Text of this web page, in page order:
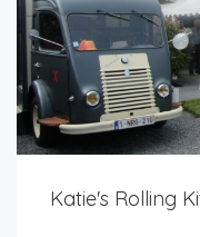
Katie's Rolling